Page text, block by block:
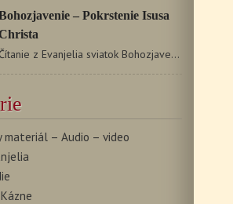
– Pokrstenie Isusa
Čítanie z Evanjelia sviatok Bohozjavenia Mt 3, 13 – 17…
materiál – Audio – video